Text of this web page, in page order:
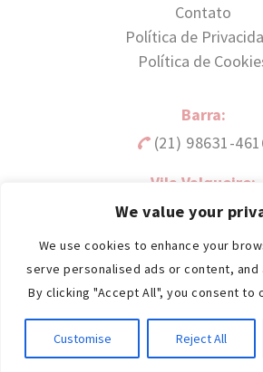
We value your
We use cookies to enhance your
serve personalised ads or content, and
By clicking "Accept All", you consent to
Customise Reject All
Contato
Política de
Política de
Barra:
(21) 98631-
Vila Valqueire:
(21) 98631-
© 2026 Dra Alessandra Barrias.
reservados.
Feito com
pela